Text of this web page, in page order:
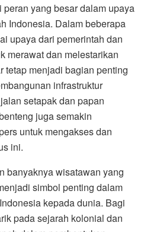
yang besar dalam upaya
Indonesia. Dalam beberapa
upaya dari pemerintah dan
merawat dan melestarikan
tetap menjadi bagian penting
infrastruktur
setapak dan papan
juga semakin
untuk mengakses dan
ini.
banyaknya wisatawan yang
simbol penting dalam
kepada dunia. Bagi
pada sejarah kolonial dan